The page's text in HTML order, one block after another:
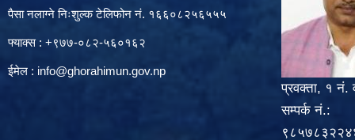
पैसा नलाग्ने निःशुल्क टेलिफोन नं. १६६०८२५६५५५
फ्याक्स : +९७७-०८२-५६०१६२
ईमेल : info@ghorahimun.gov.np
प्रवक्ता, १ नं.
सम्पर्क नं.: